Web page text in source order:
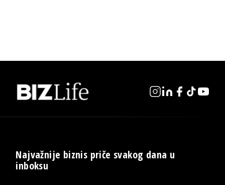
Najvažnije biznis priče svakog dana u
inboksu